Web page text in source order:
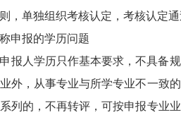
，单独组织考核认定，考核认定通
申报的学历问题
报人学历只作基本要求，不具备
外，从事专业与所学专业不一致
列的，不再转评，可按申报专业